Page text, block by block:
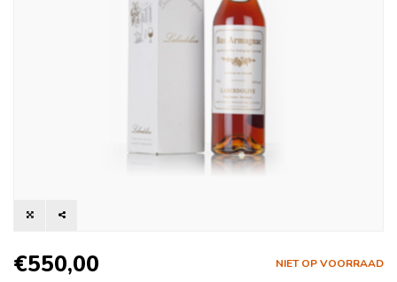
€550,00 NIET OP VOORRAAD